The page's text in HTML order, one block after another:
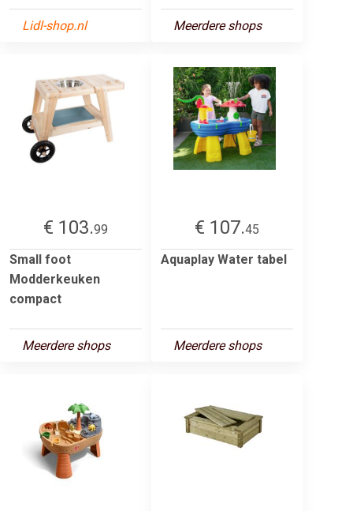
Lidl-shop.nl Meerdere shops
€ 103.99
Small foot
Modderkeuken
compact
Meerdere shops
€ 107.45
Aquaplay Water tabel
Meerdere shops